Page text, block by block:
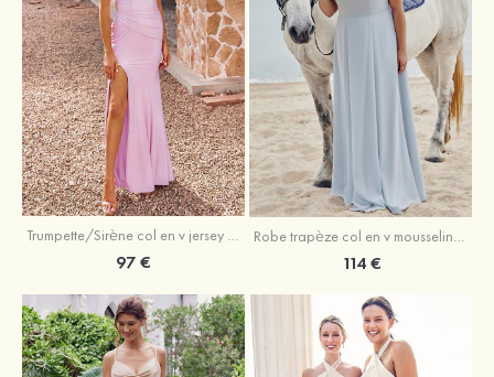
Trumpette/Sirène col en v jersey ras du sol robe de demoiselle d'honneur
97 € 114 €